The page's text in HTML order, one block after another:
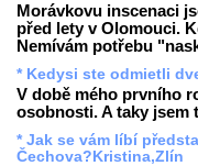
Morávkovu inscenaci
před lety v Olomouci.
Nemívám potřebu
* Kedysi ste odmietli
V době mého prvního
osobnosti. A taky jsem
* Jak se vám líbí
Čechova?Kristina,Zlín